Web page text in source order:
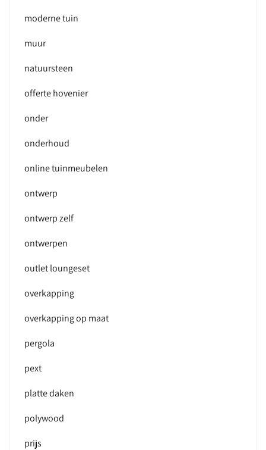
moderne tuin
muur
natuursteen
offerte hovenier
onder
onderhoud
online tuinmeubelen
ontwerp
ontwerp zelf
ontwerpen
outlet loungeset
overkapping
overkapping op maat
pergola
pext
platte daken
polywood
prijs